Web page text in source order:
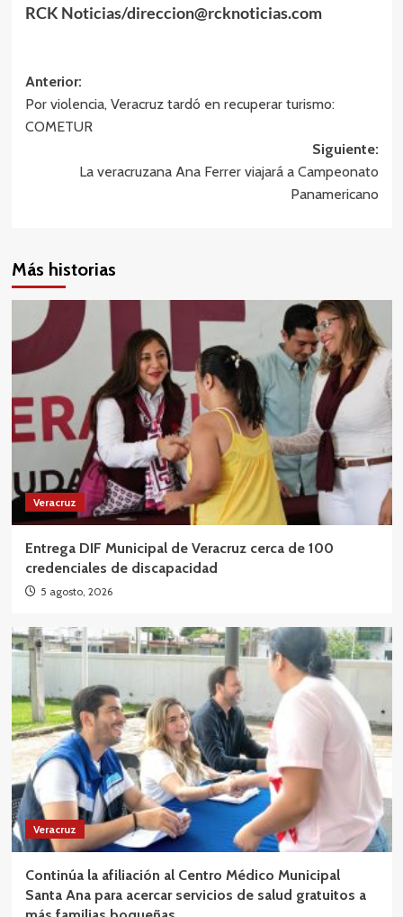
RCK Noticias/direccion@rcknoticias.com
Navegación
de
Anterior:
Por violencia, Veracruz tardó en recuperar turismo:
COMETUR
Siguiente:
La veracruzana Ana Ferrer viajará a Campeonato
Panamericano
Más historias
Veracruz
Entrega DIF Municipal de Veracruz cerca de 100
credenciales de discapacidad
5 agosto, 2026
Veracruz
Continúa la afiliación al Centro Médico Municipal
Santa Ana para acercar servicios de salud gratuitos a